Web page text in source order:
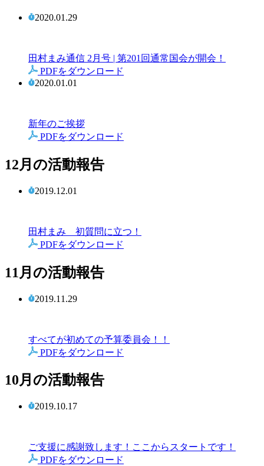
2020.01.29
田村まみ通信 2月号 | 第201回通常国会が開会！
PDFをダウンロード
2020.01.01
新年のご挨拶
PDFをダウンロード
12月の活動報告
2019.12.01
田村まみ 初質問に立つ！
PDFをダウンロード
11月の活動報告
2019.11.29
すべてが初めての予算委員会！！
PDFをダウンロード
10月の活動報告
2019.10.17
ご支援に感謝致します！ここからスタートです！
PDFをダウンロード